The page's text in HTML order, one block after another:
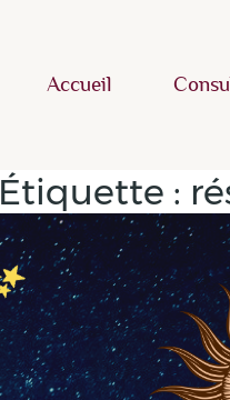
Accueil
Étiquette :